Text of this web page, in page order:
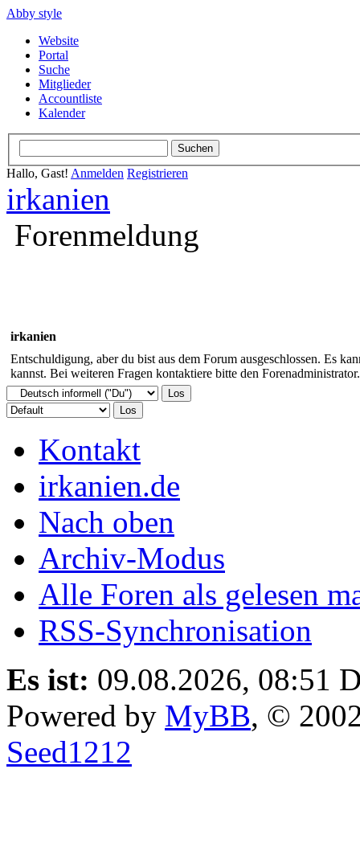
Abby style
Website
Portal
Suche
Mitglieder
Accountliste
Kalender
Hallo, Gast! Anmelden Registrieren
irkanien
Forenmeldung
irkanien
Entschuldigung, aber du bist aus dem Forum ausgeschlossen. Es
kannst. Bei weiteren Fragen kontaktiere bitte den Forenadministrator.
Kontakt
irkanien.de
Nach oben
Archiv-Modus
Alle Foren als gelesen
RSS-Synchronisation
Es ist: 09.08.2026, 08:51
Powered by MyBB, ©
Seed1212